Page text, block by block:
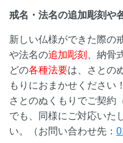
戒名・法名の追加彫刻や
新しい仏様ができた際の
や法名の追加彫刻
、納骨
どの各種法要は、さとの
もりにおまかせください！
さとのぬくもりでご契約
でも、同様にご対応いた
い。（お問い合わせ先：